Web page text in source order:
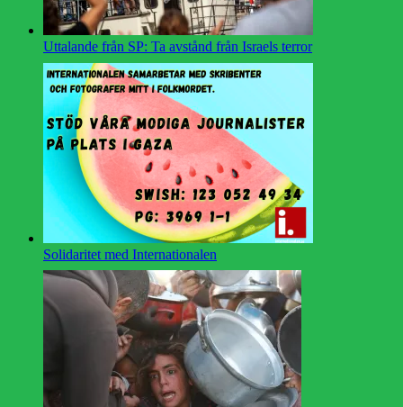
Uttalande från SP: Ta avstånd från Israels terror
Solidaritet med Internationalen